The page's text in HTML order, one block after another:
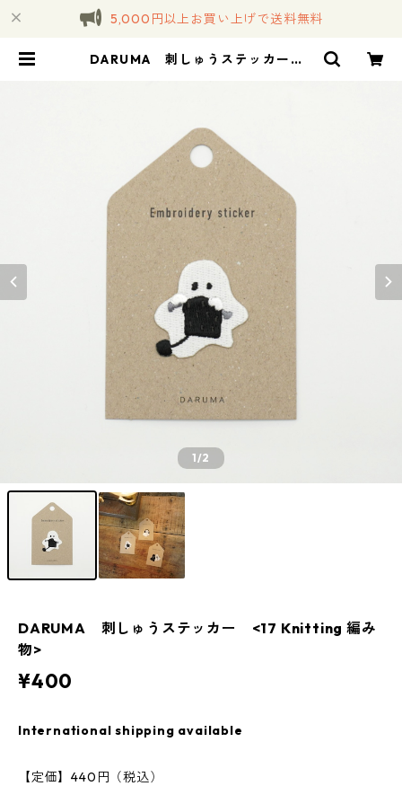
5,000円以上お買い上げで送料無料
DARUMA 刺しゅうステッカー <
1/2
DARUMA 刺しゅうステッカー <17 Knitting 編み
物>
¥400
International shipping available
【定価】440円（税込）